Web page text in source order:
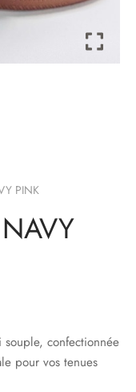
PINK
confectionnée
pour vos tenues